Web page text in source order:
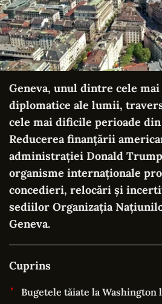
Geneva, unul dintre cele
diplomatice ale lumii,
cele mai dificile perioade
Reducerea finanțării
administrației Donald
organisme internaționale
concedieri, relocări și
sediilor Organizația
Geneva.
Cuprins
Bugetele tăiate la Washington